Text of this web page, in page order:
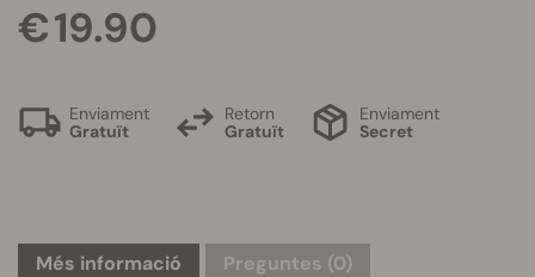
€ 19.90
Enviament
Gratuït
Retorn
Gratuït
Enviament
Secret
Més informació Preguntes (0)